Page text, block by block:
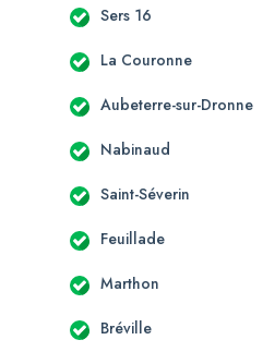
Sers 16
La Couronne
Aubeterre-sur-Dronne
Nabinaud
Saint-Séverin
Feuillade
Marthon
Bréville